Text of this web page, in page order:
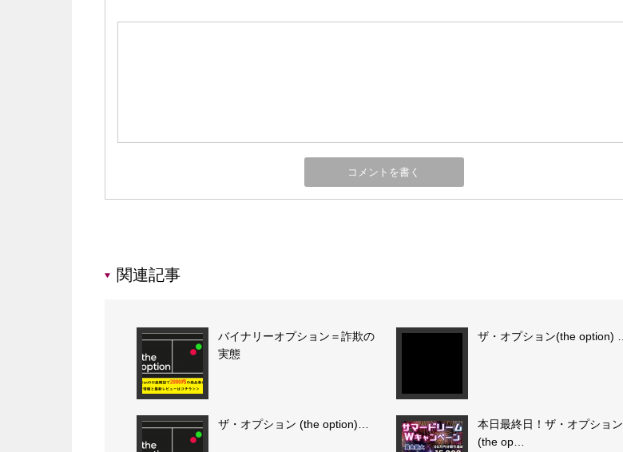
関連記事
バイナリーオプション＝詐欺の
実態
ザ・オプション(the option) …
ザ・オプション (the option)…
本日最終日！ザ・オプション
(the op…